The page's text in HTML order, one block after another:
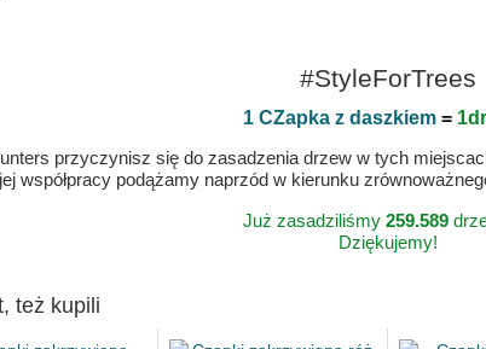
#StyleForTrees
1 CZapka z daszkiem=
przyczynisz się do zasadzenia drzew w tych
współpracy podążamy naprzód w kierunku
Już zasadziliśmy 259.589
Dziękujemy!
też kupili